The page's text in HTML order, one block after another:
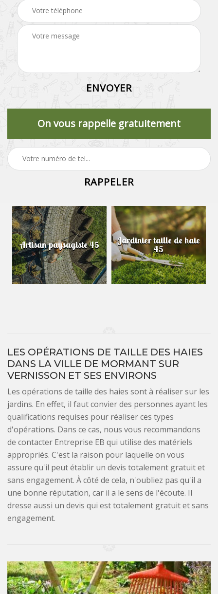
On vous rappelle gratuitement
Artisan paysagiste 45 Jardinier taille de haie
45
LES OPÉRATIONS DE TAILLE DES HAIES
DANS LA VILLE DE MORMANT SUR
VERNISSON ET SES ENVIRONS
Les opérations de taille des haies sont à réaliser sur les
jardins. En effet, il faut convier des personnes ayant les
qualifications requises pour réaliser ces types
d'opérations. Dans ce cas, nous vous recommandons
de contacter Entreprise EB qui utilise des matériels
appropriés. C'est la raison pour laquelle on vous
assure qu'il peut établir un devis totalement gratuit et
sans engagement. À côté de cela, n'oubliez pas qu'il a
une bonne réputation, car il a le sens de l'écoute. Il
dresse aussi un devis qui est totalement gratuit et sans
engagement.